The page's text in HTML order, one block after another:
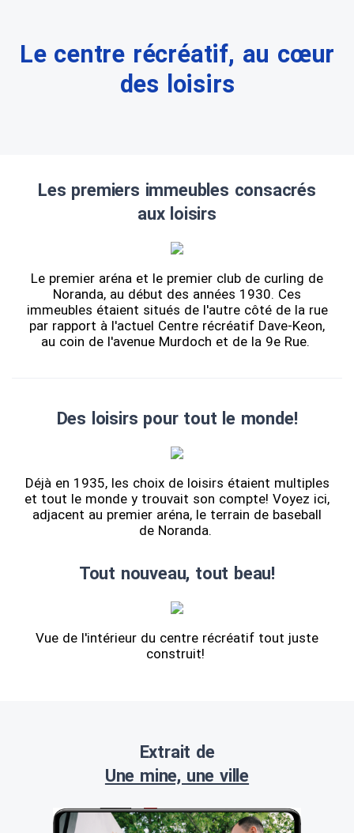
Le centre récréatif, au cœur
des loisirs
Les premiers immeubles consacrés
aux loisirs
Le premier aréna et le premier club de curling de
Noranda, au début des années 1930. Ces
immeubles étaient situés de l'autre côté de la rue
par rapport à l'actuel Centre récréatif Dave-Keon,
au coin de l'avenue Murdoch et de la 9e Rue.
Des loisirs pour tout le monde!
Déjà en 1935, les choix de loisirs étaient multiples
et tout le monde y trouvait son compte! Voyez ici,
adjacent au premier aréna, le terrain de baseball
de Noranda.
Tout nouveau, tout beau!
Vue de l'intérieur du centre récréatif tout juste
construit!
Extrait de
Une mine, une ville